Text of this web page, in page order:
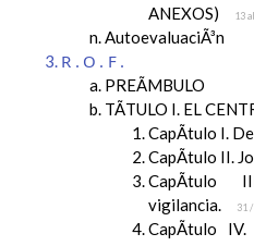
ANEXOS)
13
AutoevaluaciÃ³n
R.O.F.
PREÃMBULO
TÃTULO I. EL
CapÃ­tulo I.
CapÃ­tulo II.
CapÃ­tulo
vigilancia.
31
CapÃ­tulo